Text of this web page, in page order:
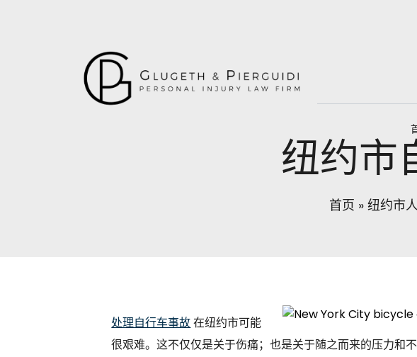
纽约市
首页 » 纽约市
处理自行车事故在纽约市可能
很艰难。这不仅仅是关于伤痛；也是关于随之而来的压力和